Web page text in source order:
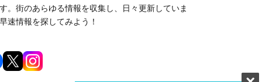
。街のあらゆる情報を収集し、日々更新していま
速情報を探してみよう！